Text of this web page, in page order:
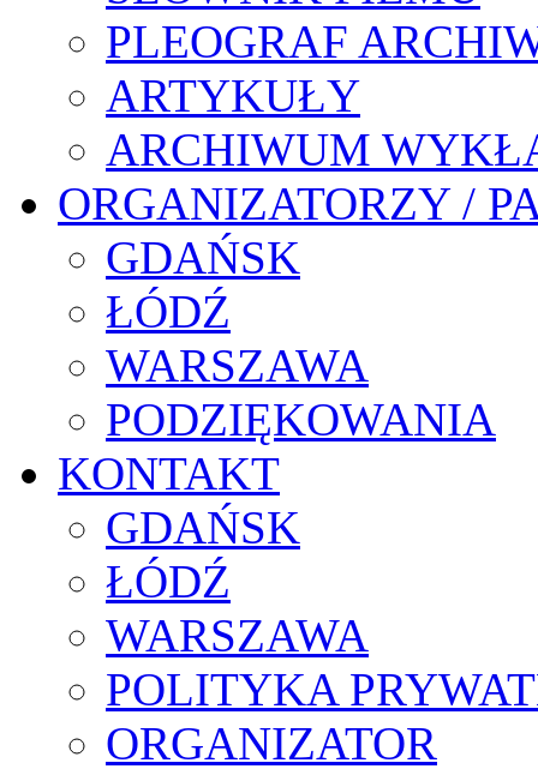
PLEOGRAF
ARTYKUŁY
ARCHIWUM
ORGANIZATORZY /
GDAŃSK
ŁÓDŹ
WARSZAWA
PODZIĘKOWANIA
KONTAKT
GDAŃSK
ŁÓDŹ
WARSZAWA
POLITYKA
ORGANIZATOR